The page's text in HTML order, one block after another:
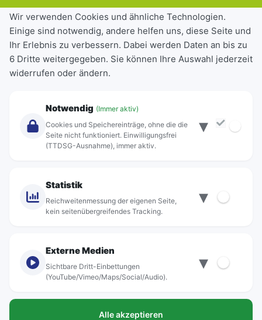
Tickets & Tarife
Deutschlandticket
Schülerkarte
Einzeltickets
Abonnements
Über Rebus
Standorte
© rebus Regionalbus Rostock GmbH
Wir verwenden Cookies und ähnliche Technologien.
Einige sind notwendig, andere helfen uns, diese Seite und
Ihr Erlebnis zu verbessern. Dabei werden Daten an bis zu
6 Dritte weitergegeben. Sie können Ihre Auswahl jederzeit
widerrufen oder ändern.
Notwendig (Immer aktiv)
Cookies und Speichereinträge, ohne die die
Seite nicht funktioniert. Einwilligungsfrei
(TTDSG-Ausnahme), immer aktiv.
▾
Statistik
Reichweitenmessung der eigenen Seite,
kein seitenübergreifendes Tracking.
▾
Externe Medien
Sichtbare Dritt-Einbettungen
(YouTube/Vimeo/Maps/Social/Audio).
▾
Alle akzeptieren